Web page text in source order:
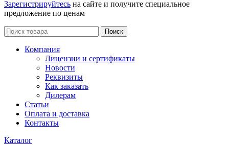
Зарегистрируйтесь на сайте и получите специальное
предложение по ценам
Поиск
Компания
Лицензии и сертификаты
Новости
Реквизиты
Как заказать
Дилерам
Статьи
Оплата и доставка
Контакты
Каталог